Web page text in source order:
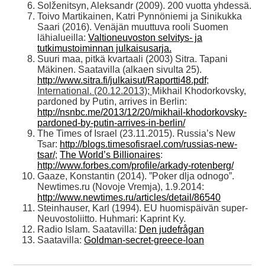
Solženitsyn, Aleksandr (2009). 200 vuotta yhdessä.
Toivo Martikainen, Katri Pynnöniemi ja Sinikukka
Saari (2016). Venäjän muuttuva rooli Suomen
lähialueilla: Valtioneuvoston selvitys- ja
tutkimustoiminnan julkaisusarja.
Suuri maa, pitkä kvartaali (2003) Sitra. Tapani
Mäkinen. Saatavilla (alkaen sivulta 25).
http://www.sitra.fi/julkaisut/Raportti48.pdf;
International. (20.12.2013); Mikhail Khodorkovsky,
pardoned by Putin, arrives in Berlin:
http://nsnbc.me/2013/12/20/mikhail-khodorkovsky-
pardoned-by-putin-arrives-in-berlin/
The Times of Israel (23.11.2015). Russia’s New
Tsar: http://blogs.timesofisrael.com/russias-new-
tsar/; The World’s Billionaires:
http://www.forbes.com/profile/arkady-rotenberg/
Gaaze, Konstantin (2014). ”Poker dlja odnogo”.
Newtimes.ru (Novoje Vremja), 1.9.2014:
http://www.newtimes.ru/articles/detail/86540
Steinhauser, Karl (1994). EU huomispäivän super-
Neuvostoliitto. Huhmari: Kaprint Ky.
Radio Islam. Saatavilla: Den judefrågan
Saatavilla: Goldman-secret-greece-loan